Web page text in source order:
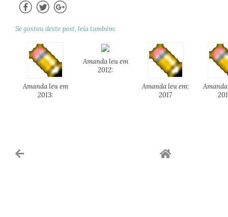
Se gostou deste post, leia também:
Amanda leu em
2013:
Amanda leu em
2012:
Amanda leu em:
2017